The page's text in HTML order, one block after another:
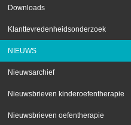
Downloads
Klanttevredenheidsonderzoek
NIEUWS
Nieuwsarchief
Nieuwsbrieven kinderoefentherapie
Nieuwsbrieven oefentherapie